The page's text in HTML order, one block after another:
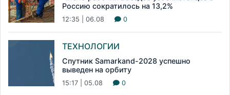
Россию сократилось на 13,2%
12:35 | 06.08 0
ТЕХНОЛОГИИ
Спутник Samarkand-2028 успешно
выведен на орбиту
15:17 | 05.08 0